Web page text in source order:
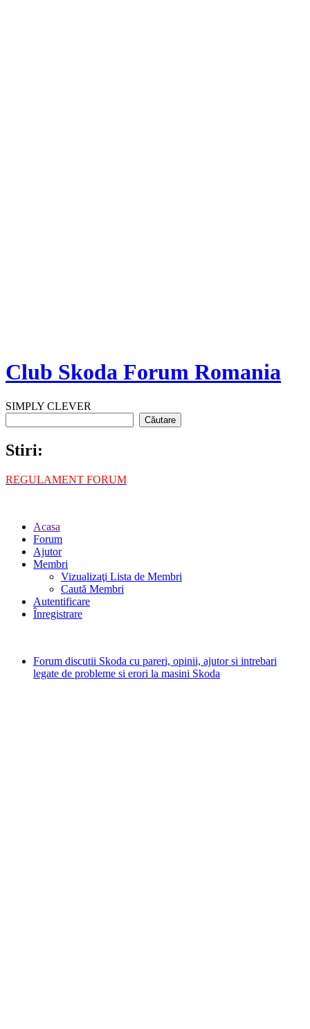
Club Skoda Forum Romania
SIMPLY CLEVER
Stiri:
REGULAMENT FORUM
Acasa
Forum
Ajutor
Membri
Vizualizaţi Lista de Membri
Caută Membri
Autentificare
Înregistrare
Forum discutii Skoda cu pareri, opinii, ajutor si intrebari
legate de probleme si erori la masini Skoda